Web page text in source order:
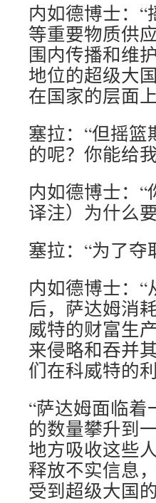
内如德博士：
等重要物质供
围内传播和维
地位的超级大
在国家的层面
塞拉：“但摇
的呢？你能给
内如德博士：
译注）为什么
塞拉：“为了
内如德博士：
后，萨达姆消
威特的财富生
来侵略和吞并
们在科威特的利
“萨达姆面临
的数量攀升到
地方吸收这些
释放不实信息
受到超级大国的